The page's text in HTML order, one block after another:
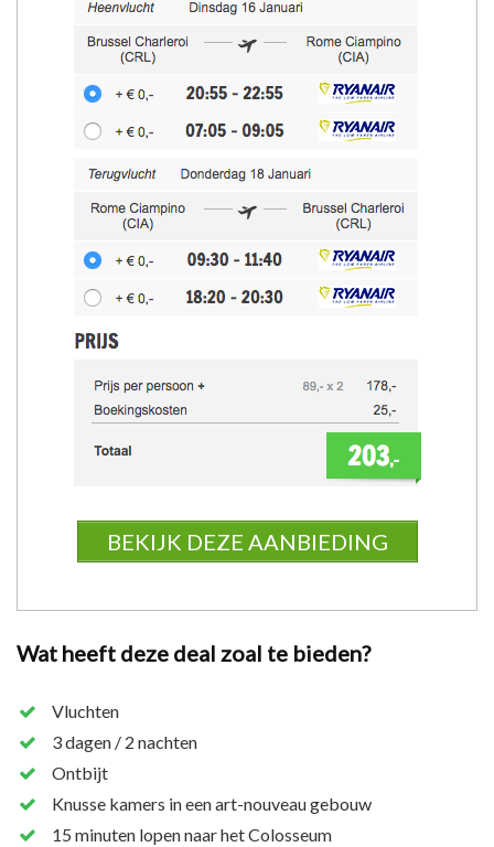
BEKIJK DEZE AANBIEDING
Wat heeft deze deal zoal te bieden?
Vluchten
3 dagen / 2 nachten
Ontbijt
Knusse kamers in een art-nouveau gebouw
15 minuten lopen naar het Colosseum